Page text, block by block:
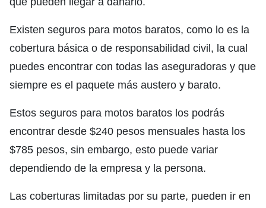
Existen seguros para motos baratos, como lo es la
cobertura básica o de responsabilidad civil, la cual
puedes encontrar con todas las aseguradoras y que
siempre es el paquete más austero y barato.
Estos seguros para motos baratos los podrás
encontrar desde $240 pesos mensuales hasta los
$785 pesos, sin embargo, esto puede variar
dependiendo de la empresa y la persona.
Las coberturas limitadas por su parte, pueden ir en